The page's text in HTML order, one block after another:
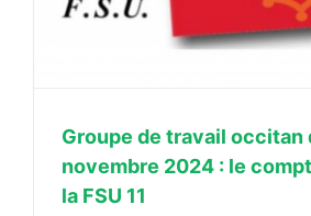
Groupe de travail occitan
novembre 2024 : le
la FSU 11